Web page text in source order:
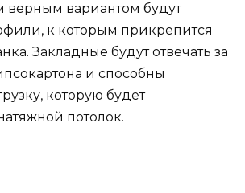
верным вариантом будут
к которым прикрепится
Закладные будут отвечать за
и способны
которую будет
потолок.